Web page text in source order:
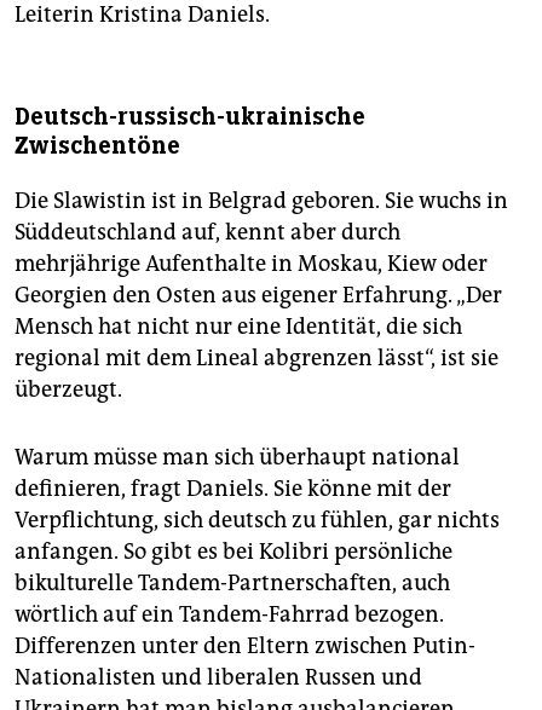
Leiterin Kristina Daniels.
Deutsch-russisch-ukrainische
Zwischentöne
Die Slawistin ist in Belgrad geboren. Sie wuchs in
Süddeutschland auf, kennt aber durch
mehrjährige Aufenthalte in Moskau, Kiew oder
Georgien den Osten aus eigener Erfahrung. „Der
Mensch hat nicht nur eine Identität, die sich
regional mit dem Lineal abgrenzen lässt“, ist sie
überzeugt.
Warum müsse man sich überhaupt national
definieren, fragt Daniels. Sie könne mit der
Verpflichtung, sich deutsch zu fühlen, gar nichts
anfangen. So gibt es bei Kolibri persönliche
bikulturelle Tandem-Partnerschaften, auch
wörtlich auf ein Tandem-Fahrrad bezogen.
Differenzen unter den Eltern zwischen Putin-
Nationalisten und liberalen Russen und